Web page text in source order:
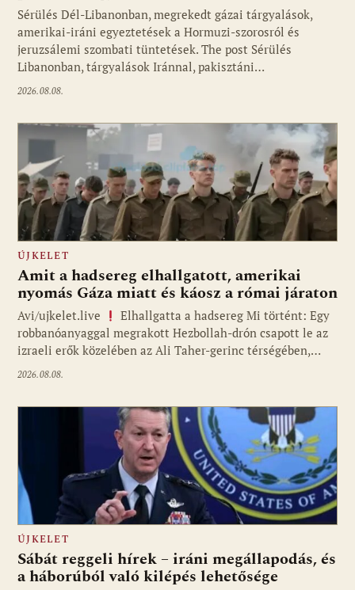
Sérülés Dél-Libanonban, megrekedt gázai tárgyalások,
amerikai-iráni egyeztetések a Hormuzi-szorosról és
jeruzsálemi szombati tüntetések. The post Sérülés
Libanonban, tárgyalások Iránnal, pakisztáni…
2026.08.08.
ÚJKELET
Amit a hadsereg elhallgatott, amerikai
nyomás Gáza miatt és káosz a római járaton
Avi/ujkelet.live
Elhallgatta a hadsereg Mi történt: Egy
robbanóanyaggal megrakott Hezbollah-drón csapott le az
izraeli erők közelében az Ali Taher-gerinc térségében,…
2026.08.08.
ÚJKELET
Sábát reggeli hírek – iráni megállapodás, és
a háborúból való kilépés lehetősége